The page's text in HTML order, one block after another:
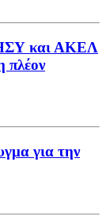
και ΑΚΕΛ
πλέον
για την